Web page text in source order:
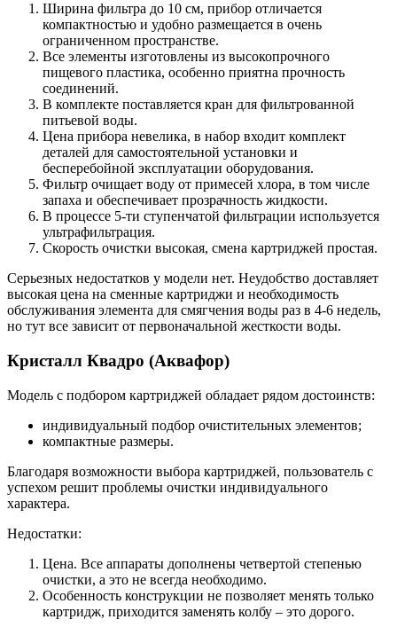
Ширина фильтра до 10 см, прибор отличается
компактностью и удобно размещается в очень
ограниченном пространстве.
Все элементы изготовлены из высокопрочного
пищевого пластика, особенно приятна прочность
соединений.
В комплекте поставляется кран для фильтрованной
питьевой воды.
Цена прибора невелика, в набор входит комплект
деталей для самостоятельной установки и
бесперебойной эксплуатации оборудования.
Фильтр очищает воду от примесей хлора, в том числе
запаха и обеспечивает прозрачность жидкости.
В процессе 5-ти ступенчатой фильтрации используется
ультрафильтрация.
Скорость очистки высокая, смена картриджей простая.
Серьезных недостатков у модели нет. Неудобство доставляет
высокая цена на сменные картриджи и необходимость
обслуживания элемента для смягчения воды раз в 4-6 недель,
но тут все зависит от первоначальной жесткости воды.
Кристалл Квадро (Аквафор)
Модель с подбором картриджей обладает рядом достоинств:
индивидуальный подбор очистительных элементов;
компактные размеры.
Благодаря возможности выбора картриджей, пользователь с
успехом решит проблемы очистки индивидуального
характера.
Недостатки:
Цена. Все аппараты дополнены четвертой степенью
очистки, а это не всегда необходимо.
Особенность конструкции не позволяет менять только
картридж, приходится заменять колбу – это дорого.